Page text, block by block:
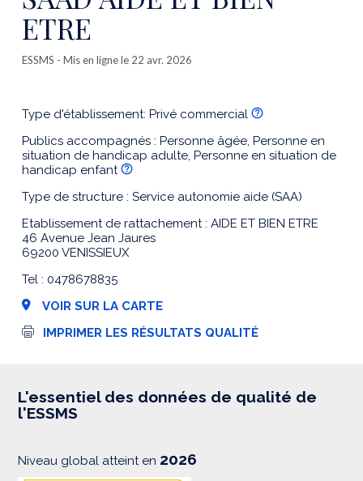
ETRE
ESSMS - Mis en ligne le 22 avr. 2026
Type d'établissement: Privé commercial
Publics accompagnés : Personne âgée, Personne en
situation de handicap adulte, Personne en situation de
handicap enfant
Type de structure : Service autonomie aide (SAA)
Etablissement de rattachement : AIDE ET BIEN ETRE
46 Avenue Jean Jaures
69200 VENISSIEUX
Tel : 0478678835
VOIR SUR LA CARTE
I
s
i
IMPRIMER LES RÉSULTATS QUALITÉ
L'essentiel des données de qualité de
l'ESSMS
Niveau global atteint en 2026